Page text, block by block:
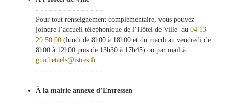
- - - - - - - - - - - - - - -
Pour tout renseignement complémentaire, vous pouvez
joindre l’accueil téléphonique de l’Hôtel de Ville au 04 13
29 50 00 (lundi de 8h00 à 18h00 et du mardi au vendredi de
8h00 à 12h00 puis de 13h30 à 17h45) ou par mail à
guichetaels@istres.fr
- - - - - - - - - - - - - - -
À la mairie annexe d’Entressen
- - - - - - - - - - - - - - -